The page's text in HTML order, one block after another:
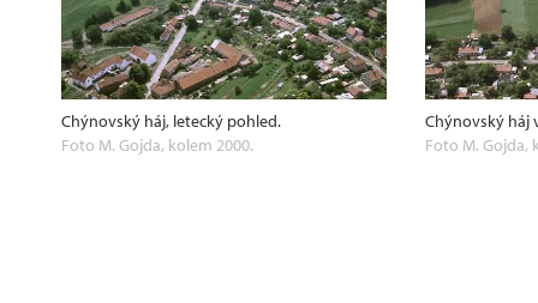
Chýnovský háj, letecký pohled.
Foto M. Gojda, kolem 2000.
Chýnovský háj
Foto M. Gojda,